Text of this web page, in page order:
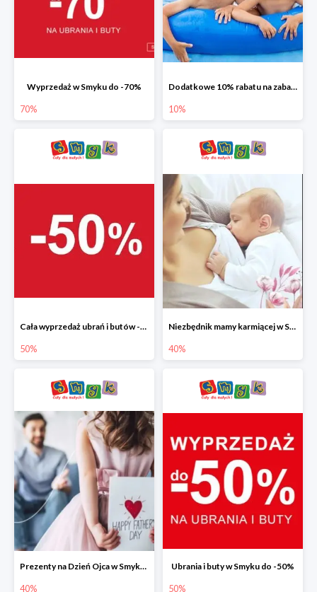
Wyprzedaż w Smyku do -70%
70%
Dodatkowe 10% rabatu na zabawki ogrodowe i baseny
10%
Cała wyprzedaż ubrań i butów -50%
50%
Niezbędnik mamy karmiącej w Smyku do -40%
40%
Prezenty na Dzień Ojca w Smyku do -40%
40%
Ubrania i buty w Smyku do -50%
50%